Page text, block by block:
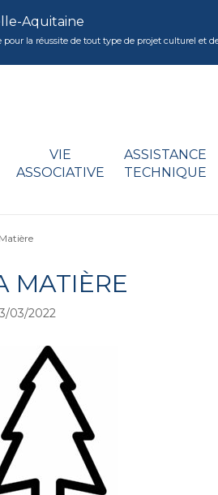
Aquitaine
la réussite de tout type de projet culturel et
VIE
ASSOCIATIVE
ASSISTANCE
TECHNIQUE
MATIÈRE
03/2022